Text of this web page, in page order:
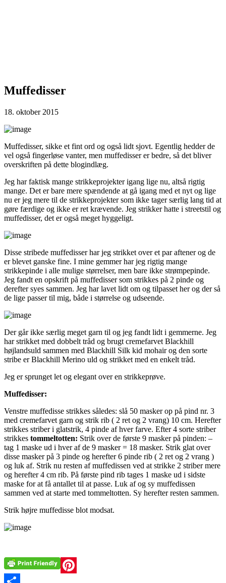
Muffedisser
18. oktober 2015
Muffedisser, sikke et fint ord og også lidt sjovt. Egentlig hedder de
vel også fingerløse vanter, men muffedisser er bedre, så det bliver
overskriften på dette blogindlæg.
Jeg har faktisk mange strikkeprojekter igang lige nu, altså rigtig
mange. Det er bare mere spændende at gå igang med et nyt og lige
nu er jeg mere til de strikkeprojekter som ikke tager særlig lang tid at
gøre færdige og ikke er ret krævende. Jeg strikker hatte i streetstil og
muffedisser, det er også meget hyggeligt.
Disse stribede muffedisser har jeg strikket over et par aftener og de
er blevet ganske fine. I mine gemmer har jeg rigtig mange
strikkepinde i alle mulige størrelser, men bare ikke strømpepinde.
Jeg fandt en opskrift på muffedisser som strikkes på 2 pinde og
derefter syes sammen. Jeg har lavet lidt om og tilpasset her og der så
de lige passer til mig, både i størrelse og udseende.
Der går ikke særlig meget garn til og jeg fandt lidt i gemmerne. Jeg
har strikket med dobbelt tråd og brugt cremefarvet Blackhill
højlandsuld sammen med Blackhill Silk kid mohair og den sorte
stribe er Blackhill Merino uld og strikket med en enkelt tråd.
Jeg er sprunget let og elegant over en strikkeprøve.
Muffedisser:
Venstre muffedisse strikkes således: slå 50 masker op på pind nr. 3
med cremefarvet garn og strik rib ( 2 ret og 2 vrang) 10 cm. Herefter
strikkes striber i glatstrik, 4 pinde af hver farve. Efter 4 sorte striber
strikkes tommeltotten: Strik over de første 9 masker på pinden: –
tag 1 maske ud i hver af de 9 masker = 18 masker. Strik glat over
disse masker på 3 pinde og herefter 6 pinde rib ( 2 ret og 2 vrang )
og luk af. Strik nu resten af muffedissen ved at strikke 2 striber mere
og herefter 4 cm rib. På første pind rib tages 1 maske ud i sidste
maske for at få antallet til at passe. Luk af og sy muffedissen
sammen ved at starte med tommeltotten. Sy herefter resten sammen.
Strik højre muffedisse blot modsat.
Pinterest